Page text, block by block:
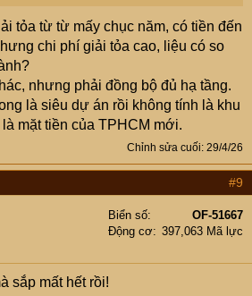
tỏa từ từ mấy chục năm, có tiền đến
chi phí giải tỏa cao, liệu có so
nhưng phải đồng bộ đủ hạ tầng.
là siêu dự án rồi không tính là khu
mặt tiền của TPHCM mới.
Chỉnh sửa cuối: 29/4/26
#9
Biển số
OF-51667
Động cơ
397,063 Mã lực
sắp mất hết rồi!